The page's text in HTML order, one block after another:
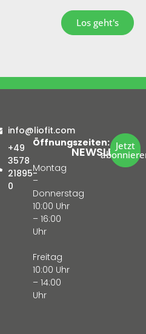
Los geht's
info@liofit.com
+49
3578
21895-
0
Öffnungszeiten:
Montag
–
Donnerstag
10:00 Uhr
– 16:00
Uhr
Freitag
10:00 Uhr
– 14:00
Uhr
NEWSLETTER
Jetzt